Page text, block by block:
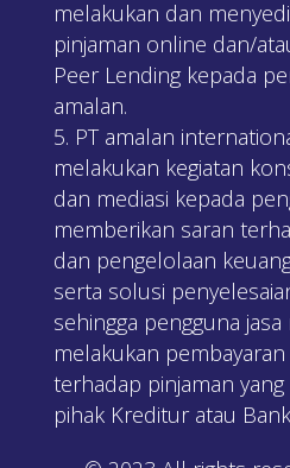
melakukan dan
pinjaman online dan/
Peer Lending kepada
amalan.
PT amalan
melakukan kegiatan
dan mediasi kepada
memberikan saran
dan pengelolaan
serta solusi
sehingga pengguna
melakukan
terhadap pinjaman
pihak Kreditur atau